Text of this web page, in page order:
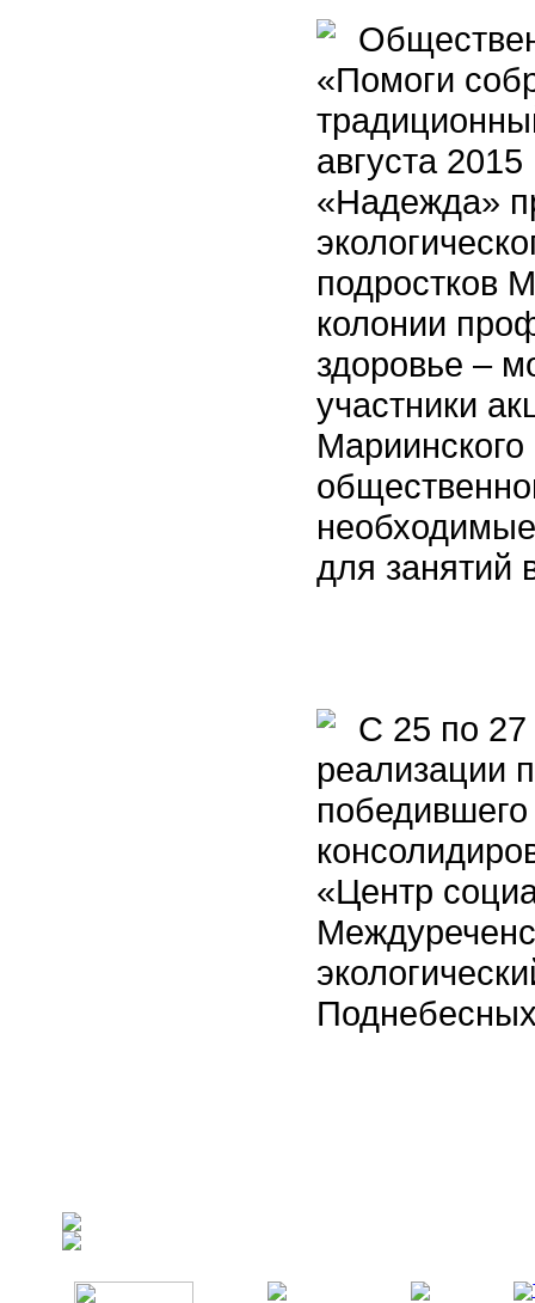
«Помоги
августа
«Надежда»
подростков
колонии
здоровье –
участники
для занятий
С 25 по 27
реализации
«Центр